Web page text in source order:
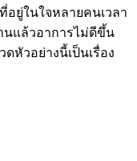
อยู่ในใจหลายคนเวลา
แล้วอาการไม่ดีขึ้น
หัวอย่างนี้เป็นเรื่อง